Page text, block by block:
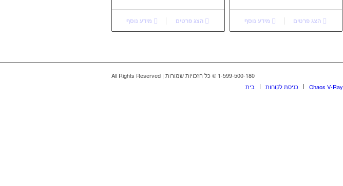
מידע נוסף הצג פרטים מידע נוסף הצג פרטים
1-599-500-180 © כל הזכויות שמורות | All Rights Reserved
בית
כניסת לקוחות Chaos V-Ray